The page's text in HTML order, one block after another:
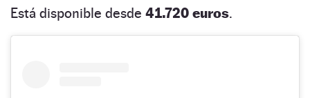
Está disponible desde 41.720 euros.